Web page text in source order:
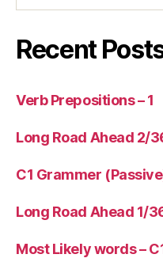
Recent
Verb Prepositions – 1
Long Road Ahead 2/
C1 Grammer
Long Road Ahead 1/
Most Likely words –